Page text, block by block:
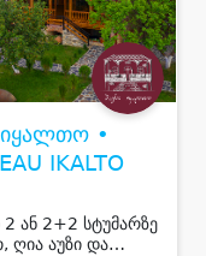
•
IKALTO
2 ან 2+2 სტუმარზე
ღია აუზი და